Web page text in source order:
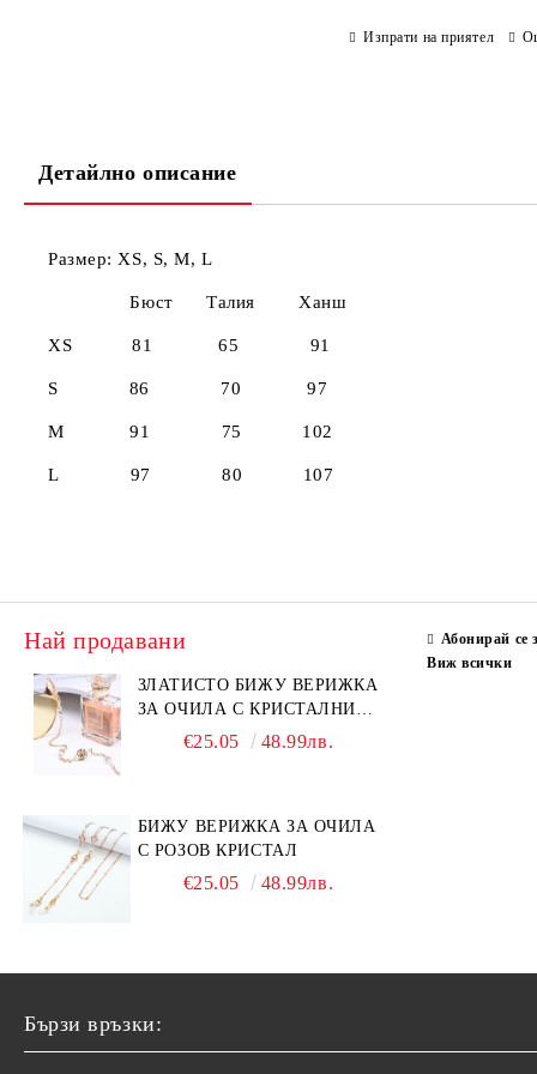
Изпрати на приятел
Детайлно описание
Размер: XS, S, M, L
Бюст Талия Ханш
XS 81 65 91
S 86 70 97
M 91 75 102
L 97 80 107
Най продавани
ЗЛАТИСТО БИЖУ ВЕРИЖКА
ЗА ОЧИЛА С КРИСТАЛНИ
КАМЪНИ И ПЕРЛИ
€25.05 48.99лв.
БИЖУ ВЕРИЖКА ЗА ОЧИЛА
С РОЗОВ КРИСТАЛ
€25.05 48.99лв.
Абонирай се
Виж всички
Бързи връзки: